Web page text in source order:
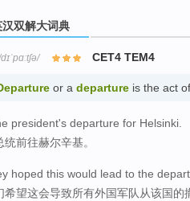
双解大词典
CET4 TEM4
or a departure is the act
president's departure for Helsinki.
前往赫尔辛基。
hoped this would lead to the
希望这会导致所有外国军队从该国的